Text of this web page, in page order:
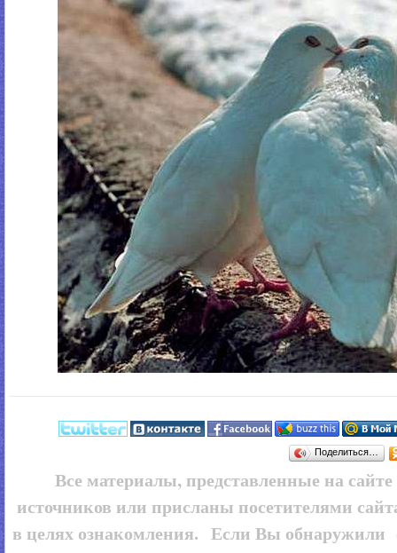
Поделиться…
Все материалы, представленные на сайте
источников или присланы посетителями
в целях ознакомления. Если Вы